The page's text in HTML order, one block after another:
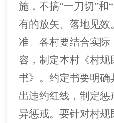
施，不搞“一刀切”和
有的放矢、落地见效
准。各村要结合实际
容，制定本村《村规
书》。约定书要明确
出违约红线，制定惩
异惩戒。要针对村规